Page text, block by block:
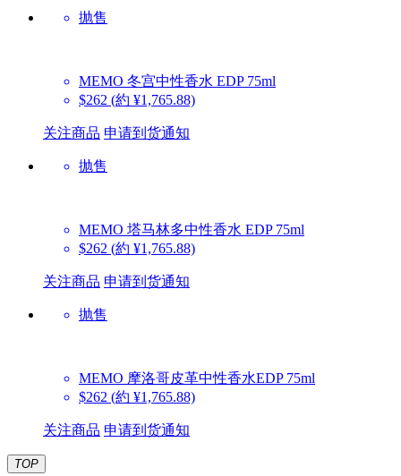
抛售
MEMO 冬宫中性香水 EDP 75ml
$262 (約 ¥1,765.88)
关注商品 申请到货通知
抛售
MEMO 塔马林多中性香水 EDP 75ml
$262 (約 ¥1,765.88)
关注商品 申请到货通知
抛售
MEMO 摩洛哥皮革中性香水EDP 75ml
$262 (約 ¥1,765.88)
关注商品 申请到货通知
TOP